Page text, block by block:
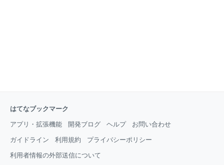
はてなブックマーク
アプリ・拡張機能 開発ブログ ヘルプ お問い合わせ
ガイドライン 利用規約 プライバシーポリシー
利用者情報の外部送信について